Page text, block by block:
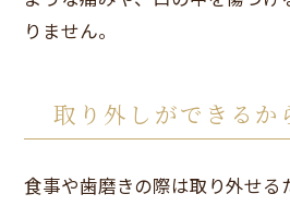
りません。
取り外しができるか
食事や歯磨きの際は取り外せる